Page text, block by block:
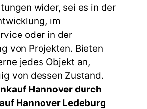
wider, sei es in der
im
oder in der
von Projekten. Bieten
jedes Objekt an,
von dessen Zustand.
Hannover durch
Hannover Ledeburg